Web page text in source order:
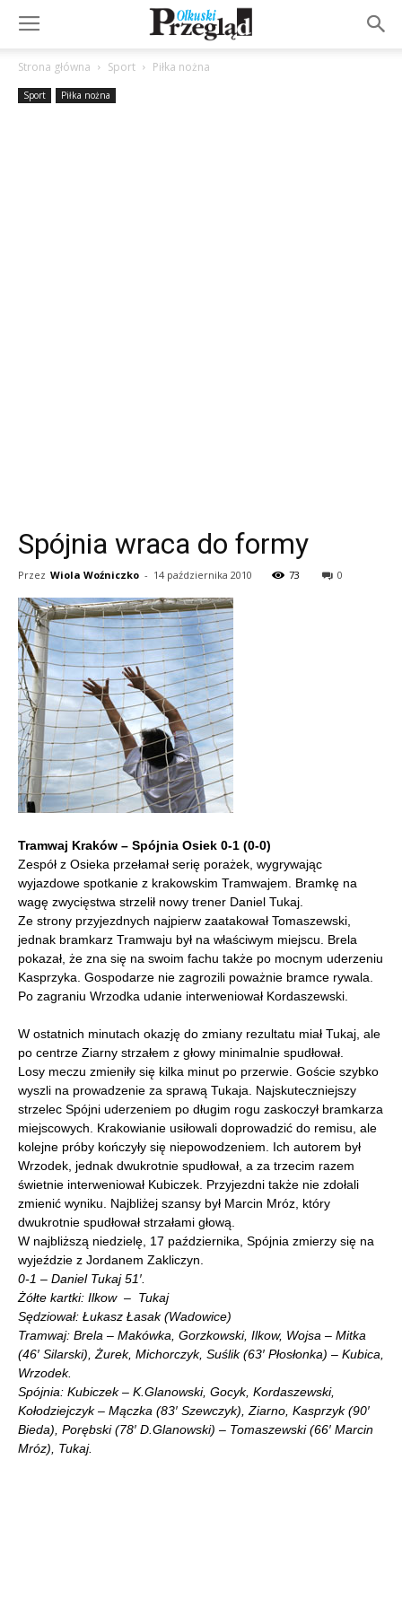
Strona główna Sport Piłka nożna
Sport Piłka nożna
Spójnia wraca do formy
Przez Wiola Woźniczko - 14 października 2010 73 0
Tramwaj Kraków – Spójnia Osiek 0-1 (0-0)
Zespół z Osieka przełamał serię porażek, wygrywając
wyjazdowe spotkanie z krakowskim Tramwajem. Bramkę na
wagę zwycięstwa strzelił nowy trener Daniel Tukaj.
Ze strony przyjezdnych najpierw zaatakował Tomaszewski,
jednak bramkarz Tramwaju był na właściwym miejscu. Brela
pokazał, że zna się na swoim fachu także po mocnym uderzeniu
Kasprzyka. Gospodarze nie zagrozili poważnie bramce rywala.
Po zagraniu Wrzodka udanie interweniował Kordaszewski.
W ostatnich minutach okazję do zmiany rezultatu miał Tukaj, ale
po centrze Ziarny strzałem z głowy minimalnie spudłował.
Losy meczu zmieniły się kilka minut po przerwie. Goście szybko
wyszli na prowadzenie za sprawą Tukaja. Najskuteczniejszy
strzelec Spójni uderzeniem po długim rogu zaskoczył bramkarza
miejscowych. Krakowianie usiłowali doprowadzić do remisu, ale
kolejne próby kończyły się niepowodzeniem. Ich autorem był
Wrzodek, jednak dwukrotnie spudłował, a za trzecim razem
świetnie interweniował Kubiczek. Przyjezdni także nie zdołali
zmienić wyniku. Najbliżej szansy był Marcin Mróz, który
dwukrotnie spudłował strzałami głową.
W najbliższą niedzielę, 17 października, Spójnia zmierzy się na
wyjeździe z Jordanem Zakliczyn.
0-1 – Daniel Tukaj 51′.
Żółte kartki: Ilkow – Tukaj
Sędziował: Łukasz Łasak (Wadowice)
Tramwaj: Brela – Makówka, Gorzkowski, Ilkow, Wojsa – Mitka
(46′ Silarski), Żurek, Michorczyk, Suślik (63′ Płosłonka) – Kubica,
Wrzodek.
Spójnia: Kubiczek – K.Glanowski, Gocyk, Kordaszewski,
Kołodziejczyk – Mączka (83′ Szewczyk), Ziarno, Kasprzyk (90′
Bieda), Porębski (78′ D.Glanowski) – Tomaszewski (66′ Marcin
Mróz), Tukaj.